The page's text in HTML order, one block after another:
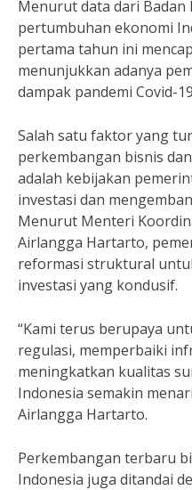
Menurut data dari Badan
pertumbuhan ekonomi
pertama tahun ini
menunjukkan adanya
dampak pandemi Covid-
Salah satu faktor yang
perkembangan bisnis
adalah kebijakan
investasi dan
Menurut Menteri
Airlangga Hartarto,
reformasi struktural
investasi yang kondusif.
“Kami terus berupaya
regulasi, memperbaiki
meningkatkan kualitas
Indonesia semakin
Airlangga Hartarto.
Perkembangan terbaru
Indonesia juga ditandai